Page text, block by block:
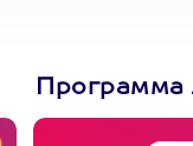
Программа